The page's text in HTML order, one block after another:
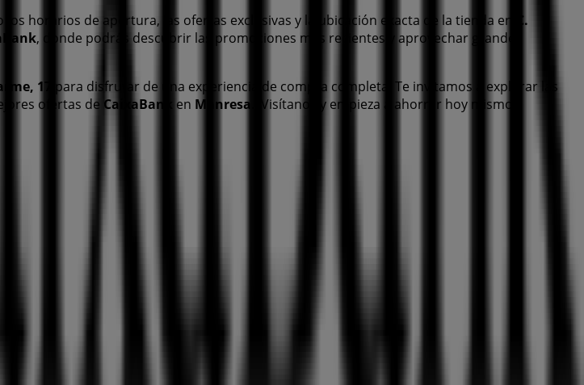
los horarios de apertura, las ofertas exclusivas y la ubicación exacta de la tienda en
C.
, donde podrás descubrir las promociones más recientes y aprovechar grandes
17
para disfrutar de una experiencia de compra completa. Te invitamos a explorar las
ofertas de CaixaBank en Manresa . ¡Visítanos y empieza a ahorrar hoy mismo!